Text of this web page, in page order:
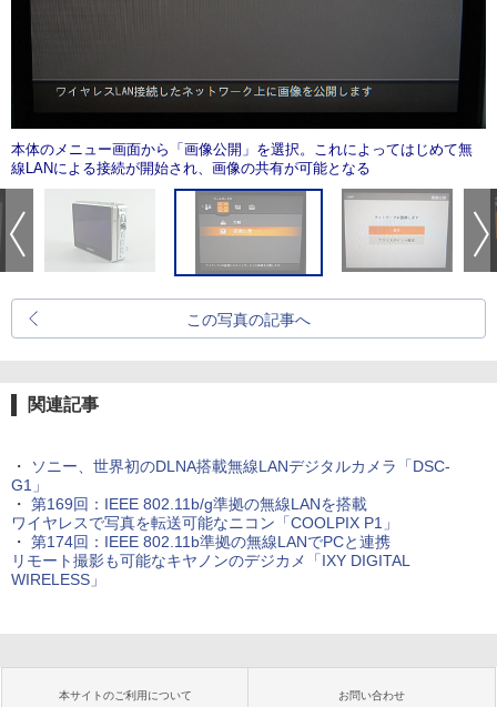
本体のメニュー画面から「画像公開」を選択。これによってはじめて無
線LANによる接続が開始され、画像の共有が可能となる
この写真の記事へ
関連記事
・
ソニー、世界初のDLNA搭載無線LANデジタルカメラ「DSC-
G1」
・ 第169回：IEEE 802.11b/g準拠の無線LANを搭載
ワイヤレスで写真を転送可能なニコン「COOLPIX P1」
・ 第174回：IEEE 802.11b準拠の無線LANでPCと連携
リモート撮影も可能なキヤノンのデジカメ「IXY DIGITAL
WIRELESS」
本サイトのご利用について お問い合わせ